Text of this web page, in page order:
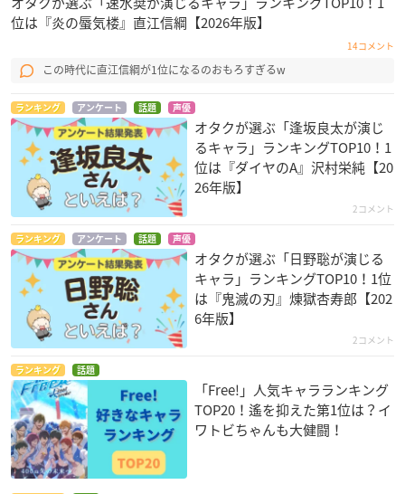
位は『炎の蜃気楼』直江信綱【2026年版】
14コメント
この時代に直江信綱が1位になるのおもろすぎるw
ランキング アンケート 話題 声優
オタクが選ぶ「逢坂良太が演じ
るキャラ」ランキングTOP10！1
位は『ダイヤのA』沢村栄純【20
26年版】
2コメント
ランキング アンケート 話題 声優
オタクが選ぶ「日野聡が演じる
キャラ」ランキングTOP10！1位
は『鬼滅の刃』煉󠄁獄杏寿郎【202
6年版】
2コメント
ランキング 話題
「Free!」人気キャラランキング
TOP20！遙を抑えた第1位は？イ
ワトビちゃんも大健闘！